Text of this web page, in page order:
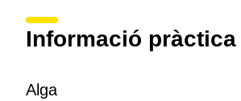
Informació pràctica
Alga